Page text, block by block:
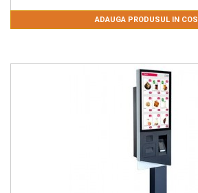
ADAUGA PRODUSUL IN COS